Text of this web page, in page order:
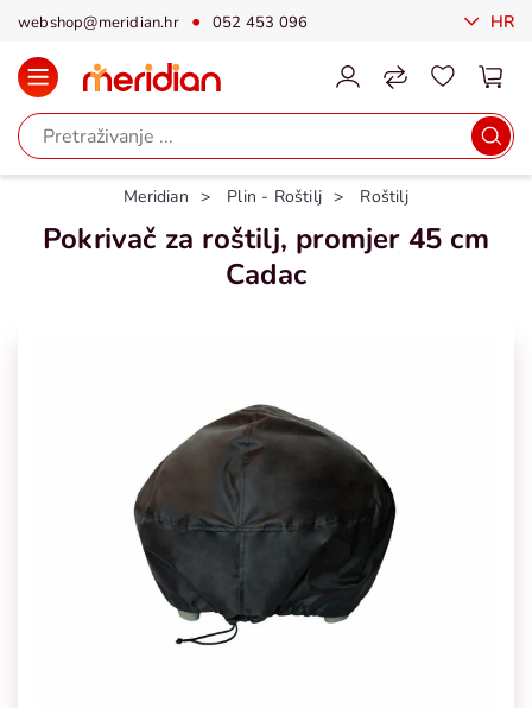
webshop@meridian.hr 052 453 096 HR
Meridian Plin - Roštilj Roštilj
Pokrivač za roštilj, promjer 45 cm
Cadac